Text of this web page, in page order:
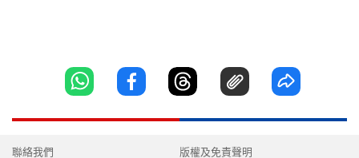
聯絡我們 版權及免責聲明